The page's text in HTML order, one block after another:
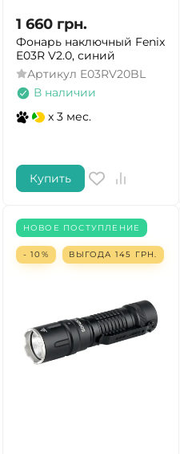
1 660 грн.
Фонарь наключный Fenix
E03R V2.0, синий
Артикул E03RV20BL
В наличии
x 3 мес.
Купить
НОВОЕ ПОСТУПЛЕНИЕ
- 10% ВЫГОДА 145 ГРН.